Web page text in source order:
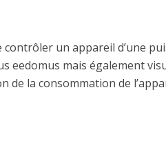
un appareil d’une
eedomus mais également
de la consommation de